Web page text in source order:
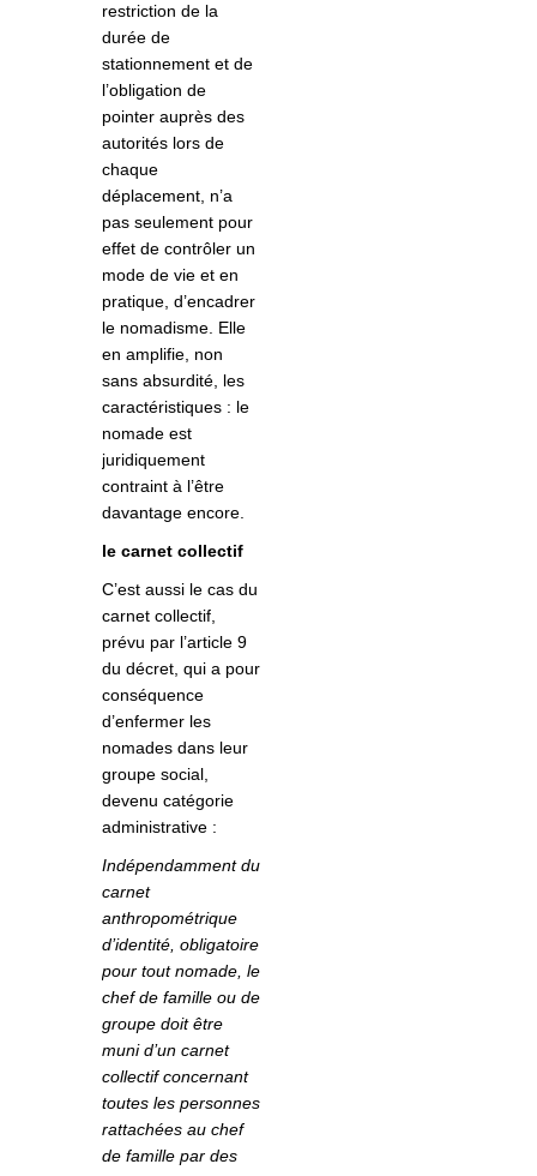
restriction de la
durée de
stationnement et de
l’obligation de
pointer auprès des
autorités lors de
chaque
déplacement, n’a
pas seulement pour
effet de contrôler un
mode de vie et en
pratique, d’encadrer
le nomadisme. Elle
en amplifie, non
sans absurdité, les
caractéristiques : le
nomade est
juridiquement
contraint à l’être
davantage encore.
le carnet collectif
C’est aussi le cas du
carnet collectif,
prévu par l’article 9
du décret, qui a pour
conséquence
d’enfermer les
nomades dans leur
groupe social,
devenu catégorie
administrative :
Indépendamment du
carnet
anthropométrique
d’identité, obligatoire
pour tout nomade, le
chef de famille ou de
groupe doit être
muni d’un carnet
collectif concernant
toutes les personnes
rattachées au chef
de famille par des